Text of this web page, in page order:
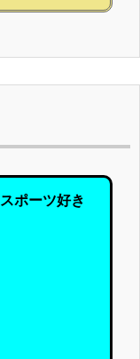
ポーツ好き